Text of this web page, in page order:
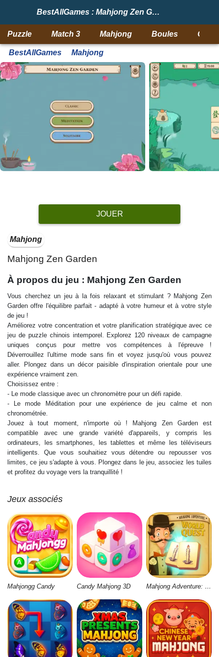
BestAllGames : Mahjong Zen Garden
Puzzle Match 3 Mahjong Boules
BestAllGames Mahjong
JOUER
Mahjong
Mahjong Zen Garden
À propos du jeu : Mahjong Zen Garden
Vous cherchez un jeu à la fois relaxant et stimulant ? Mahjong Zen
Garden offre l'équilibre parfait - adapté à votre humeur et à votre style
de jeu !
Améliorez votre concentration et votre planification stratégique avec ce
jeu de puzzle chinois intemporel. Explorez 120 niveaux de campagne
uniques conçus pour mettre vos compétences à l'épreuve !
Déverrouillez l'ultime mode sans fin et voyez jusqu'où vous pouvez
aller. Plongez dans un décor paisible d'inspiration orientale pour une
expérience vraiment zen.
Choisissez entre :
- Le mode classique avec un chronomètre pour un défi rapide.
- Le mode Méditation pour une expérience de jeu calme et non
chronométrée.
Jouez à tout moment, n'importe où ! Mahjong Zen Garden est
compatible avec une grande variété d'appareils, y compris les
ordinateurs, les smartphones, les tablettes et même les téléviseurs
intelligents. Que vous souhaitiez vous détendre ou repousser vos
limites, ce jeu s'adapte à vous. Plongez dans le jeu, associez les tuiles
et profitez du voyage vers la tranquillité !
Jeux associés
Mahjongg Candy Candy Mahjong 3D Mahjong Adventure: World Quest